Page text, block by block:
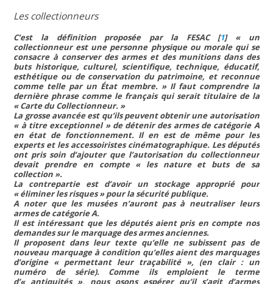
Les collectionneurs
C’est la définition proposée par la FESAC[1]
« un
collectionneur est une personne physique ou morale qui se
consacre à conserver des armes et des munitions dans des
buts historique, culturel, scientifique, technique, éducatif,
esthétique ou de conservation du patrimoine, et reconnue
comme telle par un État membre. » Il faut comprendre la
dernière phrase comme le français qui serait titulaire de la
« Carte du Collectionneur. »
La grosse avancée est qu’ils peuvent obtenir une autorisation
« à titre exceptionnel » de détenir des armes de catégorie A
en état de fonctionnement. Il en est de même pour les
experts et les accessoiristes cinématographique. Les députés
ont pris soin d’ajouter que l’autorisation du collectionneur
devait prendre en compte « les nature et buts de sa
collection ».
La contrepartie est d’avoir un stockage approprié pour
« éliminer les risques »pour la sécurité publique.
A noter que les musées n’auront pas à neutraliser leurs
armes de catégorie A.
Il est intéressant que les députés aient pris en compte nos
demandes sur le marquage des armes anciennes.
Il proposent dans leur texte qu’elle ne subissent pas de
nouveau marquage à condition qu’elles aient des marquages
d’origine « permettant leur traçabilité », (en clair : un
numéro de série). Comme ils emploient le terme